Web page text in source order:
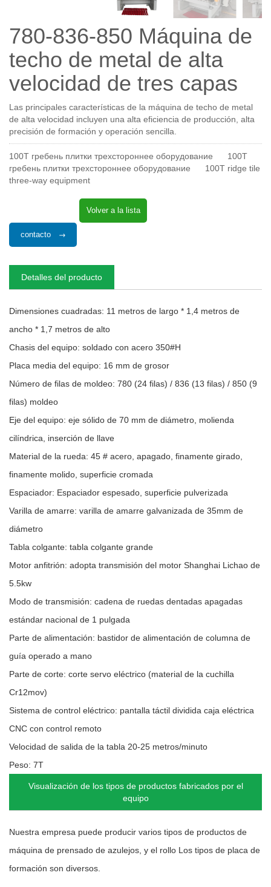
780-836-850 Máquina de
techo de metal de alta
velocidad de tres capas
Las principales características de la máquina de techo de metal
de alta velocidad incluyen una alta eficiencia de producción, alta
precisión de formación y operación sencilla.
100T гребень плитки трехстороннее оборудование
100T
гребень плитки трехстороннее оборудование
100T ridge tile
three-way equipment
contacto
Volver a la lista
Detalles del producto
Dimensiones cuadradas: 11 metros de largo * 1,4 metros de
ancho * 1,7 metros de alto
Chasis del equipo: soldado con acero 350#H
Placa media del equipo: 16 mm de grosor
Número de filas de moldeo: 780 (24 filas) / 836 (13 filas) / 850 (9
filas) moldeo
Eje del equipo: eje sólido de 70 mm de diámetro, molienda
cilíndrica, inserción de llave
Material de la rueda: 45 # acero, apagado, finamente girado,
finamente molido, superficie cromada
Espaciador: Espaciador espesado, superficie pulverizada
Varilla de amarre: varilla de amarre galvanizada de 35mm de
diámetro
Tabla colgante: tabla colgante grande
Motor anfitrión: adopta transmisión del motor Shanghai Lichao de
5.5kw
Modo de transmisión: cadena de ruedas dentadas apagadas
estándar nacional de 1 pulgada
Parte de alimentación: bastidor de alimentación de columna de
guía operado a mano
Parte de corte: corte servo eléctrico (material de la cuchilla
Cr12mov)
Sistema de control eléctrico: pantalla táctil dividida caja eléctrica
CNC con control remoto
Velocidad de salida de la tabla 20-25 metros/minuto
Peso: 7T
Visualización de los tipos de productos fabricados por el
equipo
Nuestra empresa puede producir varios tipos de productos de
máquina de prensado de azulejos, y el rollo Los tipos de placa de
formación son diversos.